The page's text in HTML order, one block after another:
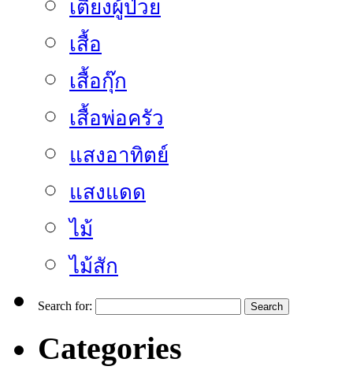
เตียงผู้ป่วย
เสื้อ
เสื้อกุ๊ก
เสื้อพ่อครัว
แสงอาทิตย์
แสงแดด
ไม้
ไม้สัก
Search for:
Categories